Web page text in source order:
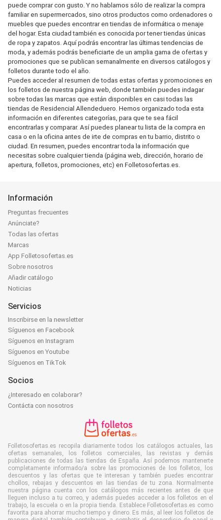
puede comprar con gusto. Y no hablamos sólo de realizar la compra
familiar en supermercados, sino otros productos como ordenadores o
muebles que puedes encontrar en tiendas de informática o menaje
del hogar. Esta ciudad también es conocida por tener tiendas únicas
de ropa y zapatos. Aquí podrás encontrar las últimas tendencias de
moda, y además podrás beneficiarte de un amplia gama de ofertas y
promociones que se publican semanalmente en diversos catálogos y
folletos durante todo el año.
Puedes acceder al resumen de todas estas ofertas y promociones en
los folletos de nuestra página web, donde también puedes indagar
sobre todas las marcas que están disponibles en casi todas las
tiendas de Residencial Allendeduero. Hemos organizado toda esta
información en diferentes categorías, para que te sea fácil
encontrarlas y comparar. Así puedes planear tu lista de la compra en
casa o en la oficina antes de irte de compras en tu barrio, distrito o
ciudad. En resumen, puedes encontrar toda la información que
necesitas sobre cualquier tienda (página web, dirección, horario de
apertura, folletos, promociones, etc) en Folletosofertas.es.
Información
Preguntas frecuentes
Anúnciate?
Todas las ofertas
Marcas
App Folletosofertas.es
Sobre nosotros
Añadir catálogo
Noticias
Servicios
Inscribirse en la newsletter
Síguenos en Facebook
Síguenos en Instagram
Síguenos en Youtube
Síguenos en TikTok
Socios
¿Interesado en colaborar?
Contácta con nosotros
Folletosofertas.es recopila diariamente todos los catálogos actuales, las
ofertas semanales, los folletos comerciales, las revistas y demás
publicaciones de todas las tiendas de España. Así podemos mantenerte
completamente informado/a sobre las promociones de los folletos, los
descuentos y las ofertas que te interesan y también puedes encontrar
chollos, rebajas y descuentos en las tiendas de tu zona. Normalmente
nuestra página cuenta con los catálogos más recientes antes de que
lleguen incluso a tu correo, y además puedes acceder a los folletos en el
trabajo, la escuela o en la propia tienda. Establece Folletosofertas.es como
favorita para ahorrar mucho tiempo y dinero. Es más, al leer los folletos de